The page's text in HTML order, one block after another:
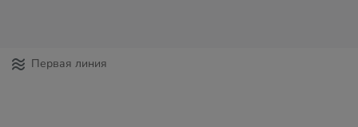
Первая линия